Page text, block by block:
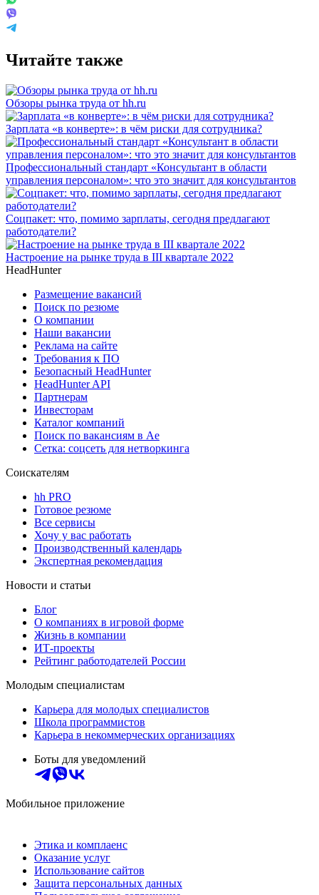
Читайте также
Обзоры рынка труда от hh.ru
Зарплата «в конверте»: в чём риски для сотрудника?
Профессиональный стандарт «Консультант в области
управления персоналом»: что это значит для консультантов
Соцпакет: что, помимо зарплаты, сегодня предлагают
работодатели?
Настроение на рынке труда в III квартале 2022
HeadHunter
Размещение вакансий
Поиск по резюме
О компании
Наши вакансии
Реклама на сайте
Требования к ПО
Безопасный HeadHunter
HeadHunter API
Партнерам
Инвесторам
Каталог компаний
Поиск по вакансиям в Ае
Сетка: соцсеть для нетворкинга
Соискателям
hh PRO
Готовое резюме
Все сервисы
Хочу у вас работать
Производственный календарь
Экспертная рекомендация
Новости и статьи
Блог
О компаниях в игровой форме
Жизнь в компании
ИТ-проекты
Рейтинг работодателей России
Молодым специалистам
Карьера для молодых специалистов
Школа программистов
Карьера в некоммерческих организациях
Боты для уведомлений
Мобильное приложение
Этика и комплаенс
Оказание услуг
Использование сайтов
Защита персональных данных